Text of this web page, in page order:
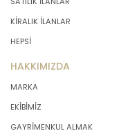
KİRALIK İLANLAR
HEPSİ
HAKKIMIZDA
MARKA
EKİBİMİZ
GAYRİMENKUL ALMAK